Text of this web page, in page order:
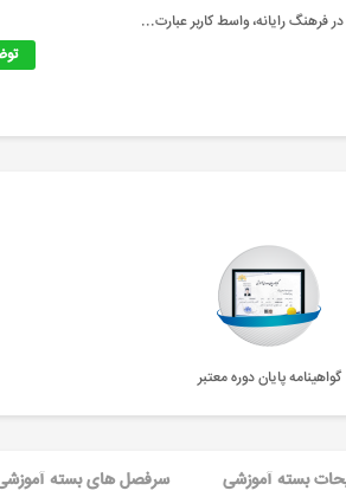
گواهینامه پایان دوره معتبر
بسته آموزشی سرفصل های بسته